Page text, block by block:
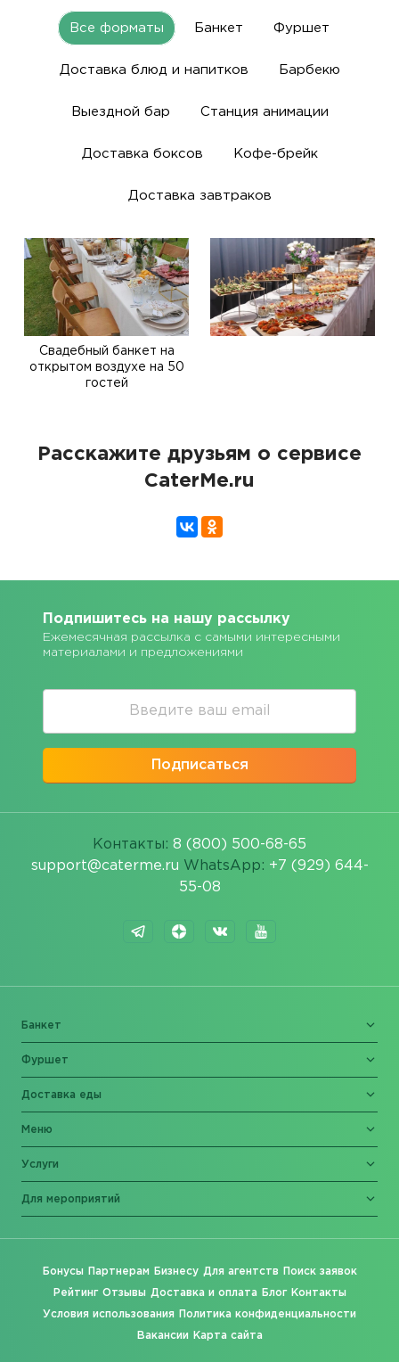
Все форматы Банкет Фуршет
Доставка блюд и напитков Барбекю
Выездной бар Станция анимации
Доставка боксов Кофе-брейк
Доставка завтраков
Свадебный банкет на
открытом воздухе на 50
гостей
Расскажите друзьям о сервисе
CaterMe.ru
Подпишитесь на нашу рассылку
Ежемесячная рассылка с самыми интересными
материалами и предложениями
Подписаться
Контакты: 8 (800) 500-68-65
support@caterme.ru WhatsApp: +7 (929) 644-
55-08
Банкет
Фуршет
Доставка еды
Меню
Услуги
Для мероприятий
Бонусы Партнерам Бизнесу Для агентств Поиск заявок
Рейтинг Отзывы Доставка и оплата Блог Контакты
Условия использования Политика конфиденциальности
Вакансии Карта сайта